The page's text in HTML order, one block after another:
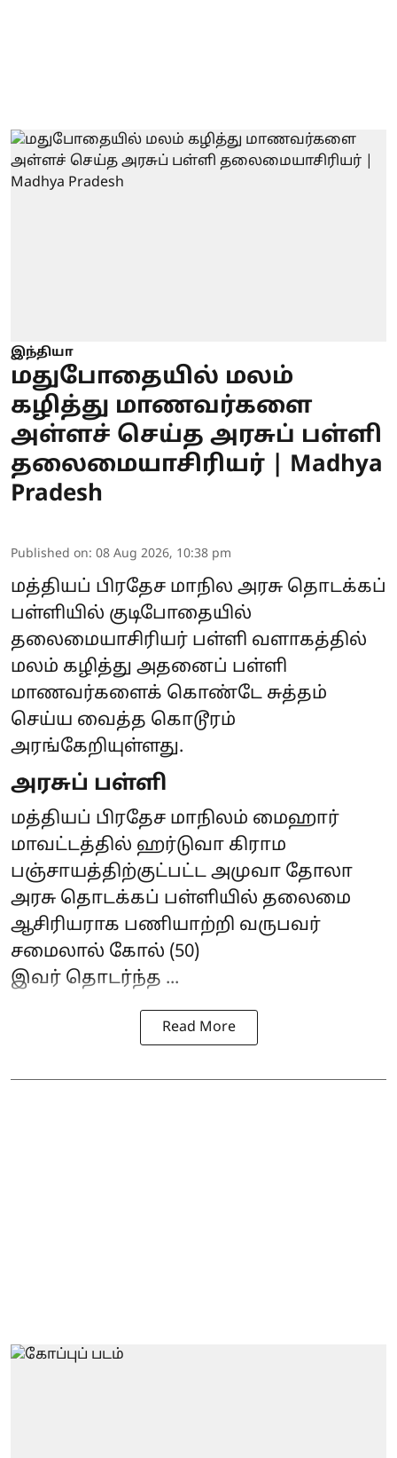
இந்தியா
மதுபோதையில் மலம்
கழித்து மாணவர்களை
அள்ளச் செய்த அரசுப் பள்ளி
தலைமையாசிரியர் | Madhya
Pradesh
Published on: 08 Aug 2026, 10:38 pm
மத்தியப் பிரதேச மாநில அரசு தொடக்கப்
பள்ளியில் குடிபோதையில்
தலைமையாசிரியர் பள்ளி வளாகத்தில்
மலம் கழித்து அதனைப் பள்ளி
மாணவர்களைக் கொண்டே சுத்தம்
செய்ய வைத்த கொடூரம்
அரங்கேறியுள்ளது.
அரசுப் பள்ளி
மத்தியப் பிரதேச மாநிலம் மைஹார்
மாவட்டத்தில் ஹர்டுவா கிராம
பஞ்சாயத்திற்குட்பட்ட அமுவா தோலா
அரசு தொடக்கப் பள்ளியில் தலைமை
ஆசிரியராக பணியாற்றி வருபவர்
சமைலால் கோல் (50)
இவர் தொடர்ந்த ...
Read More